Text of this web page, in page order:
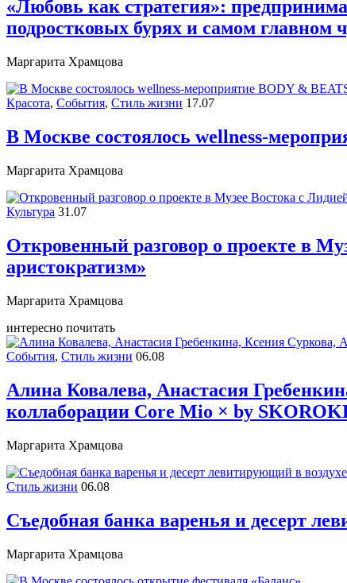
«Любовь как стратегия»:
подростковых бурях и самом главном
Маргарита Храмцова
Красота, События, Стиль жизни 17.07
В Москве состоялось wellness-
Маргарита Храмцова
Культура 31.07
Откровенный разговор о проекте в
аристократизм»
Маргарита Храмцова
интересно почитать
События, Стиль жизни 06.08
Алина Ковалева, Анастасия
коллаборации Core Mio × by
Маргарита Храмцова
Стиль жизни 06.08
Съедобная банка варенья и десерт
Маргарита Храмцова